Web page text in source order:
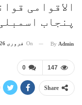
الاقوامی
پنجاب
By Admin
On فروری 26, 2019
0 147
Share